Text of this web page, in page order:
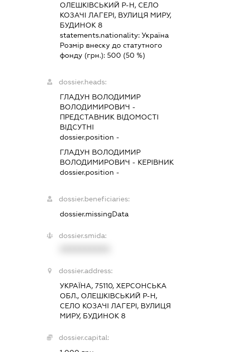
ОЛЕШКІВСЬКИЙ Р-Н, СЕЛО
КОЗАЧІ ЛАГЕРІ, ВУЛИЦЯ МИРУ,
БУДИНОК 8
statements.nationality: Україна
Розмір внеску до статутного
фонду (грн.): 500 (50 %)
dossier.heads:
ГЛАДУН ВОЛОДИМИР
ВОЛОДИМИРОВИЧ -
ПРЕДСТАВНИК ВІДОМОСТІ
ВІДСУТНІ
dossier.position -
ГЛАДУН ВОЛОДИМИР
ВОЛОДИМИРОВИЧ - КЕРІВНИК
dossier.position -
dossier.beneficiaries:
dossier.missingData
dossier.smida:
dossier.address:
УКРАЇНА, 75110, ХЕРСОНСЬКА
ОБЛ., ОЛЕШКІВСЬКИЙ Р-Н,
СЕЛО КОЗАЧІ ЛАГЕРІ, ВУЛИЦЯ
МИРУ, БУДИНОК 8
dossier.capital: